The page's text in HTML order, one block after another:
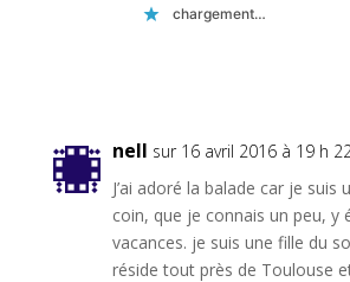
chargement…
nell sur 16 avril 2016 à 19 h
J’ai adoré la balade car je suis
coin, que je connais un peu, y
vacances. je suis une fille du
réside tout près de Toulouse